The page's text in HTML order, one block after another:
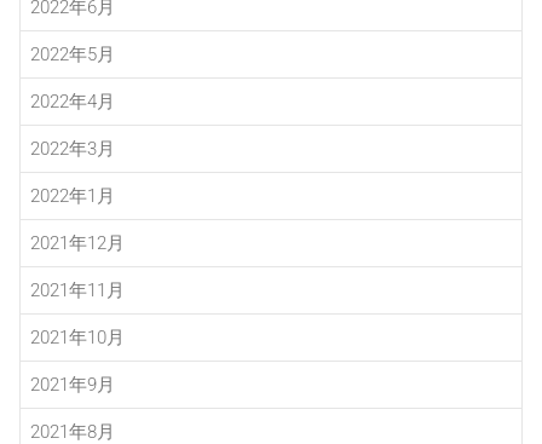
2022年6月
2022年5月
2022年4月
2022年3月
2022年1月
2021年12月
2021年11月
2021年10月
2021年9月
2021年8月